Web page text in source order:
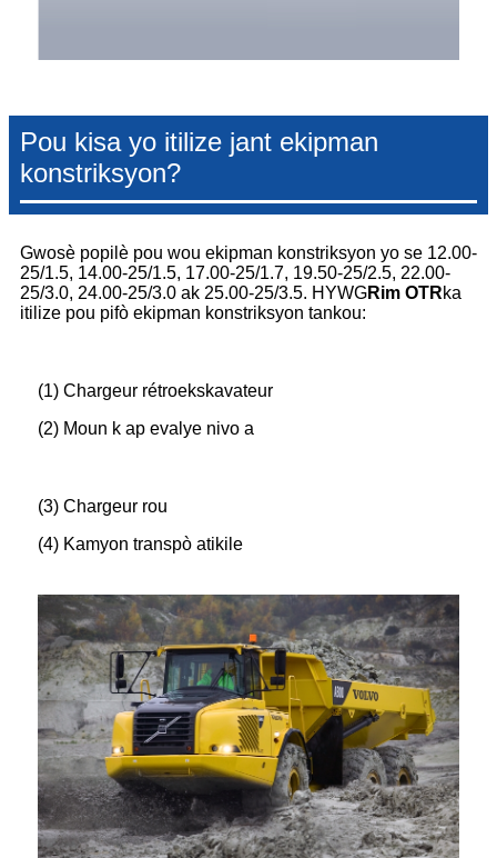
Pou kisa yo itilize jant ekipman
konstriksyon?
Gwosè popilè pou wou ekipman konstriksyon yo se 12.00-
25/1.5, 14.00-25/1.5, 17.00-25/1.7, 19.50-25/2.5, 22.00-
25/3.0, 24.00-25/3.0 ak 25.00-25/3.5. HYWGRim OTRka
itilize pou pifò ekipman konstriksyon tankou:
(1) Chargeur rétroekskavateur
(2) Moun k ap evalye nivo a
(3) Chargeur rou
(4) Kamyon transpò atikile